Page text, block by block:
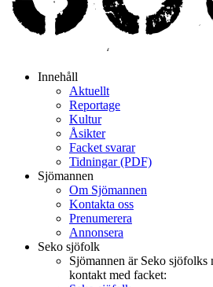
Innehåll
Aktuellt
Reportage
Kultur
Åsikter
Facket svarar
Tidningar (PDF)
Sjömannen
Om Sjömannen
Kontakta oss
Prenumerera
Annonsera
Seko sjöfolk
Sjömannen är Seko sjöfolks
kontakt med facket: